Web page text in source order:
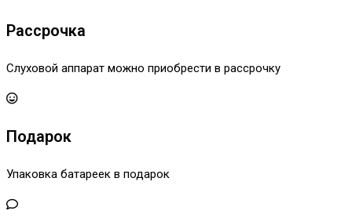
Рассрочка
Слуховой аппарат можно приобрести в рассрочку
Подарок
Упаковка батареек в подарок